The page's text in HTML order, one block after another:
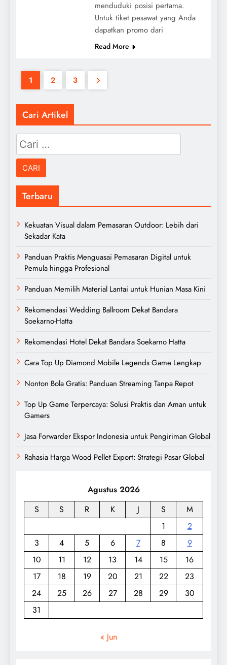
menduduki posisi pertama.
Untuk tiket pesawat yang Anda
dapatkan promo dari
Read More
1 2 3
Cari Artikel
Cari
untuk:
Terbaru
Kekuatan Visual dalam Pemasaran Outdoor: Lebih dari
Sekadar Kata
Panduan Praktis Menguasai Pemasaran Digital untuk
Pemula hingga Profesional
Panduan Memilih Material Lantai untuk Hunian Masa Kini
Rekomendasi Wedding Ballroom Dekat Bandara
Soekarno-Hatta
Rekomendasi Hotel Dekat Bandara Soekarno Hatta
Cara Top Up Diamond Mobile Legends Game Lengkap
Nonton Bola Gratis: Panduan Streaming Tanpa Repot
Top Up Game Terpercaya: Solusi Praktis dan Aman untuk
Gamers
Jasa Forwarder Ekspor Indonesia untuk Pengiriman Global
Rahasia Harga Wood Pellet Export: Strategi Pasar Global
Agustus 2026
S
S R K J S
M
1
2
3
4 5 6 7 8
9
10
11 12 13 14 15
16
17
18 19 20 21 22
23
24
25 26 27 28 29
30
31
« Jun